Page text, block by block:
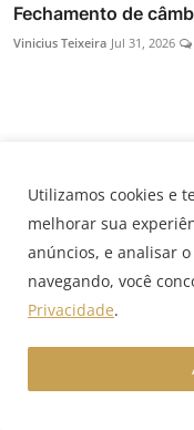
Fechamento de
Vinicius Teixeira Jul 31, 2026
Nome
Utilizamos cookies e
melhorar sua
anúncios, e analisar
navegando, você
Privacidade.